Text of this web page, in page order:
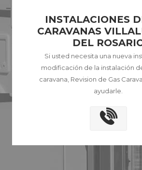
INSTALACIONES
CARAVANAS
DEL
Si usted necesita una nueva
modificación de la instalación
caravana, Revision de Gas
ayudarle.